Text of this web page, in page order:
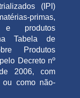
(IPI)
primas,
e produtos
Tabela de
Produtos
Decreto nº
2006, com
como não-